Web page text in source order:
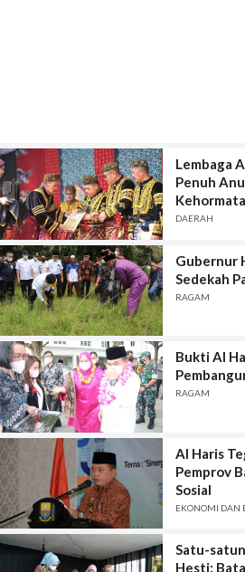
Lembaga
Penuh
Jambi
DAERAH
Gubernur
Sedekah
RAGAM
Bukti Al
RAGAM
Al Haris
Pemprov
Sosial
EKONOMI DAN
Satu-
Hesti: